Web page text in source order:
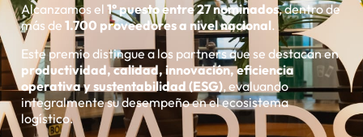
Alcanzamos el 1° puesto entre 27 nominados, dentro de
más de 1.700 proveedores a nivel nacional.
Este premio distingue a los partners que se destacan en
productividad, calidad, innovación, eficiencia
operativa y sustentabilidad (ESG), evaluando
integralmente su desempeño en el ecosistema
logístico.